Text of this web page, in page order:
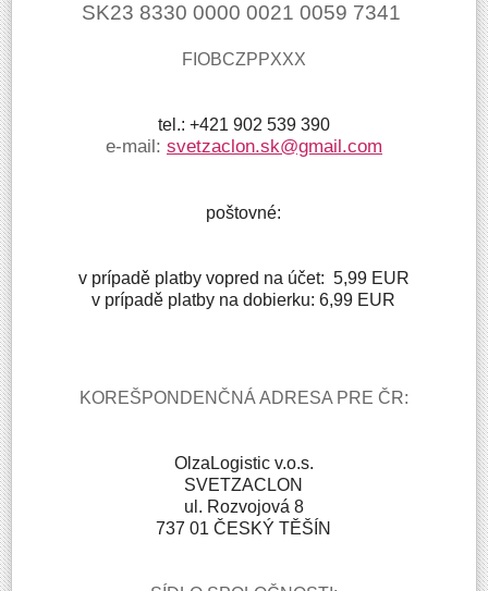
SK23 8330 0000 0021 0059 7341
FIOBCZPPXXX
tel.: +421 902 539 390
e-mail: svetzaclon.sk@gmail.com
poštovné:
v prípadě platby vopred na účet: 5,99 EUR
v prípadě platby na dobierku: 6,99 EUR
KOREŠPONDENČNÁ ADRESA PRE ČR:
OlzaLogistic v.o.s.
SVETZACLON
ul. Rozvojová 8
737 01 ČESKÝ TĚŠÍN